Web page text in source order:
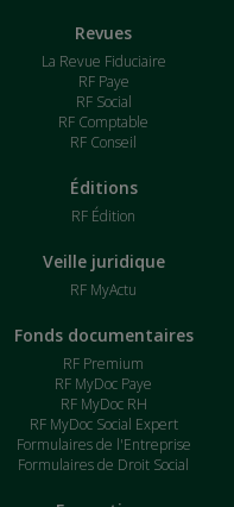
Revues
La Revue Fiduciaire
RF Paye
RF Social
RF Comptable
RF Conseil
Éditions
RF Édition
Veille juridique
RF MyActu
Fonds documentaires
RF Premium
RF MyDoc Paye
RF MyDoc RH
RF MyDoc Social Expert
Formulaires de l'Entreprise
Formulaires de Droit Social